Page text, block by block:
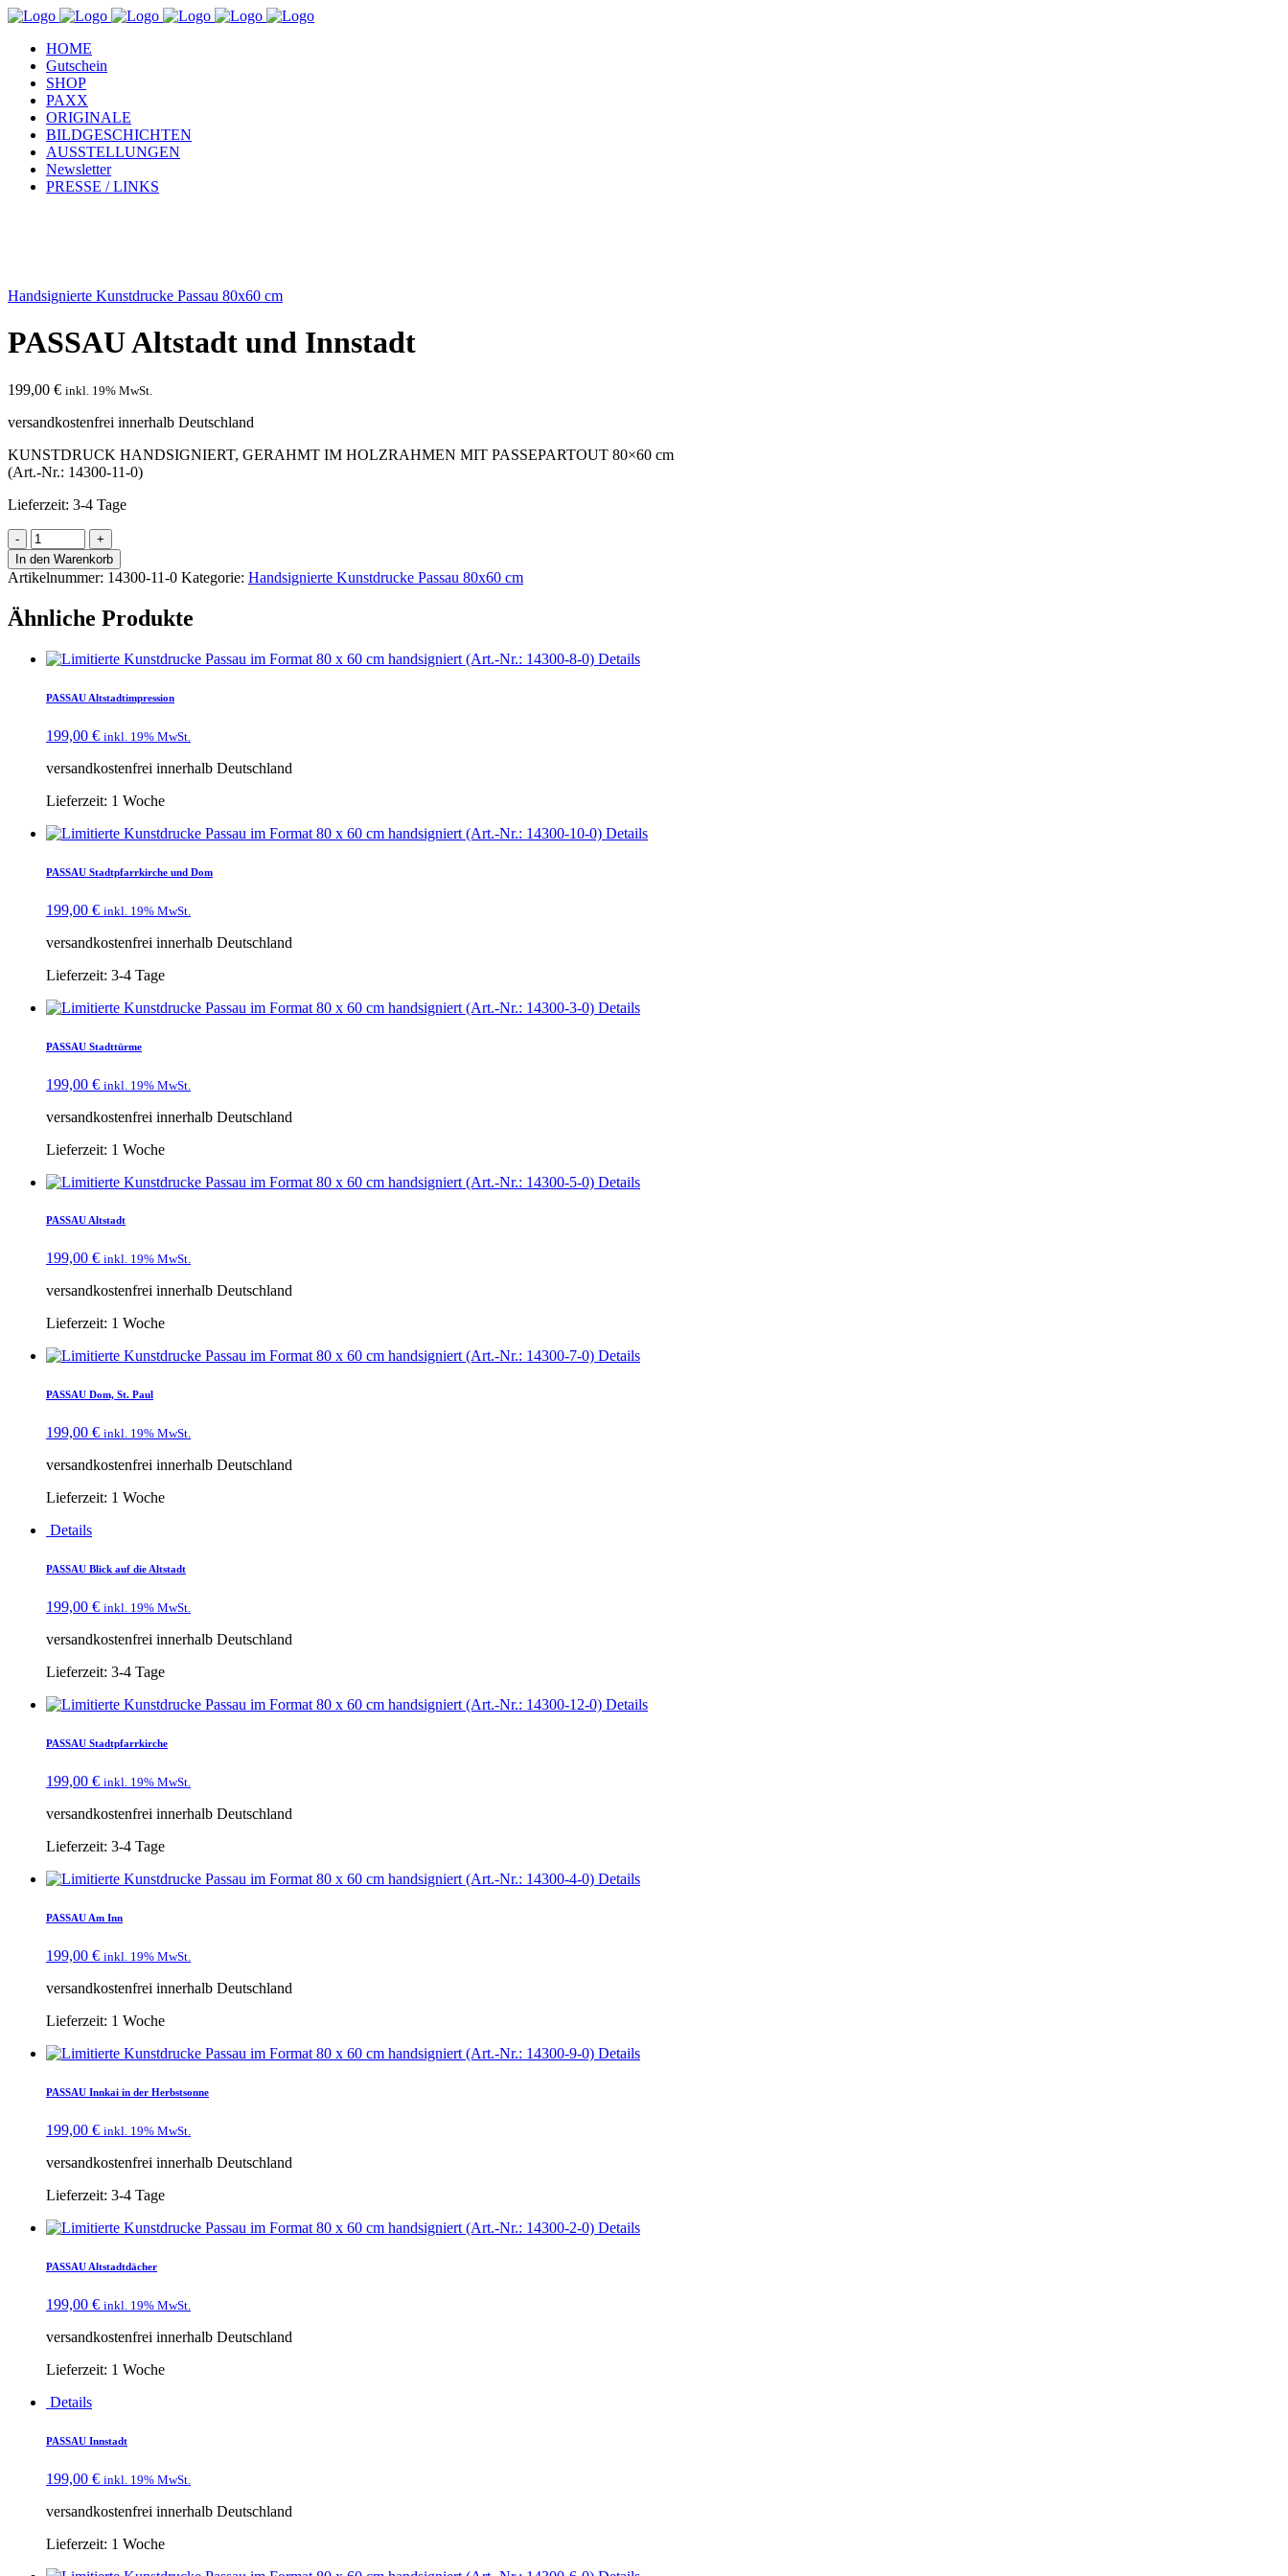
HOME
Gutschein
SHOP
PAXX
ORIGINALE
BILDGESCHICHTEN
AUSSTELLUNGEN
Newsletter
PRESSE / LINKS
Handsignierte Kunstdrucke Passau 80x60 cm
PASSAU Altstadt und Innstadt
199,00 € inkl. 19% MwSt.
versandkostenfrei innerhalb Deutschland
KUNSTDRUCK HANDSIGNIERT, GERAHMT IM HOLZRAHMEN MIT PASSEPARTOUT 80×60 cm
(Art.-Nr.: 14300-11-0)
Lieferzeit: 3-4 Tage
In den Warenkorb
Artikelnummer: 14300-11-0 Kategorie: Handsignierte Kunstdrucke Passau 80x60 cm
Ähnliche Produkte
Details
PASSAU Altstadtimpression
199,00 € inkl. 19% MwSt.
versandkostenfrei innerhalb Deutschland
Lieferzeit: 1 Woche
Details
PASSAU Stadtpfarrkirche und Dom
199,00 € inkl. 19% MwSt.
versandkostenfrei innerhalb Deutschland
Lieferzeit: 3-4 Tage
Details
PASSAU Stadttürme
199,00 € inkl. 19% MwSt.
versandkostenfrei innerhalb Deutschland
Lieferzeit: 1 Woche
Details
PASSAU Altstadt
199,00 € inkl. 19% MwSt.
versandkostenfrei innerhalb Deutschland
Lieferzeit: 1 Woche
Details
PASSAU Dom, St. Paul
199,00 € inkl. 19% MwSt.
versandkostenfrei innerhalb Deutschland
Lieferzeit: 1 Woche
Details
PASSAU Blick auf die Altstadt
199,00 € inkl. 19% MwSt.
versandkostenfrei innerhalb Deutschland
Lieferzeit: 3-4 Tage
Details
PASSAU Stadtpfarrkirche
199,00 € inkl. 19% MwSt.
versandkostenfrei innerhalb Deutschland
Lieferzeit: 3-4 Tage
Details
PASSAU Am Inn
199,00 € inkl. 19% MwSt.
versandkostenfrei innerhalb Deutschland
Lieferzeit: 1 Woche
Details
PASSAU Innkai in der Herbstsonne
199,00 € inkl. 19% MwSt.
versandkostenfrei innerhalb Deutschland
Lieferzeit: 3-4 Tage
Details
PASSAU Altstadtdächer
199,00 € inkl. 19% MwSt.
versandkostenfrei innerhalb Deutschland
Lieferzeit: 1 Woche
Details
PASSAU Innstadt
199,00 € inkl. 19% MwSt.
versandkostenfrei innerhalb Deutschland
Lieferzeit: 1 Woche